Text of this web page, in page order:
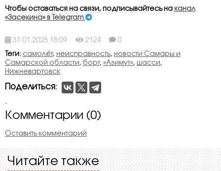
Чтобы оставаться на связи, подписывайтесь на канал
«Засекина» в Telegram
31.01.2025 18:09 2124 0
Теги: самолёт, неисправность, новости Самары и
Самарской области, борт, «Азимут», шасси,
Нижневартовск
Поделиться:
.
Комментарии (0)
Оставить комментарий
Читайте также